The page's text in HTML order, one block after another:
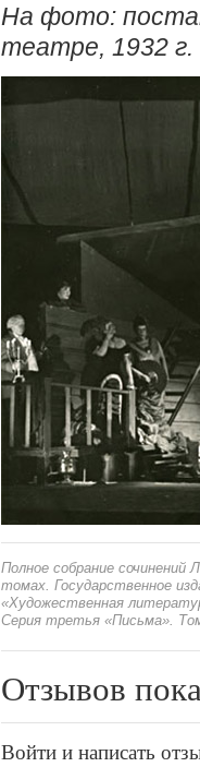
На фото:
театре, 1932 г.
Полное собрание сочинений
томах. Государственное
«Художественная
Серия третья «Письма».
Отзывов
Войти и написать